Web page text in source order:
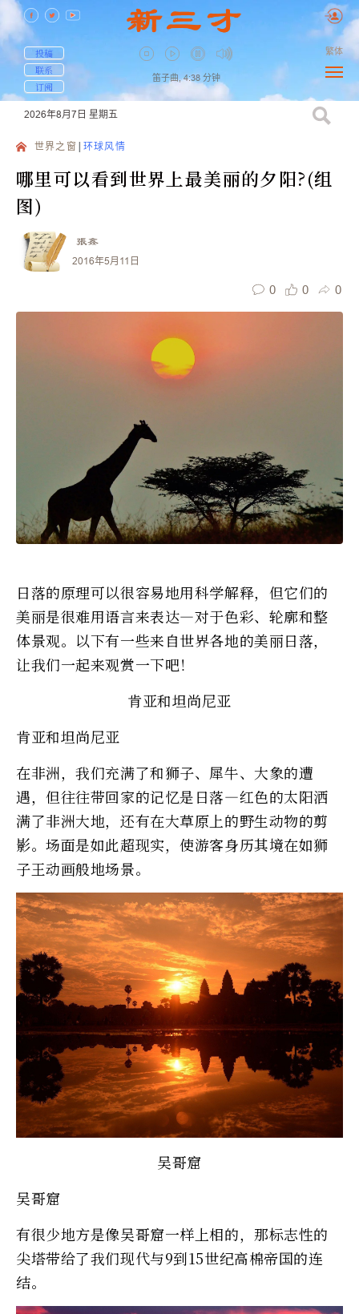
投稿
联系
订阅
笛子曲, 4:38 分钟
繁体
2026年8月7日 星期五
世界之窗 环球风情
哪里可以看到世界上最美丽的夕阳?(组
图)
張鑫
2016年5月11日
0 0 0
日落的原理可以很容易地用科学解释，但它们的
美丽是很难用语言来表达—对于色彩、轮廓和整
体景观。以下有一些来自世界各地的美丽日落，
让我们一起来观赏一下吧！
肯亚和坦尚尼亚
肯亚和坦尚尼亚
在非洲，我们充满了和狮子、犀牛、大象的遭
遇，但往往带回家的记忆是日落—红色的太阳洒
满了非洲大地，还有在大草原上的野生动物的剪
影。场面是如此超现实，使游客身历其境在如狮
子王动画般地场景。
吴哥窟
吴哥窟
有很少地方是像吴哥窟一样上相的，那标志性的
尖塔带给了我们现代与9到15世纪高棉帝国的连
结。